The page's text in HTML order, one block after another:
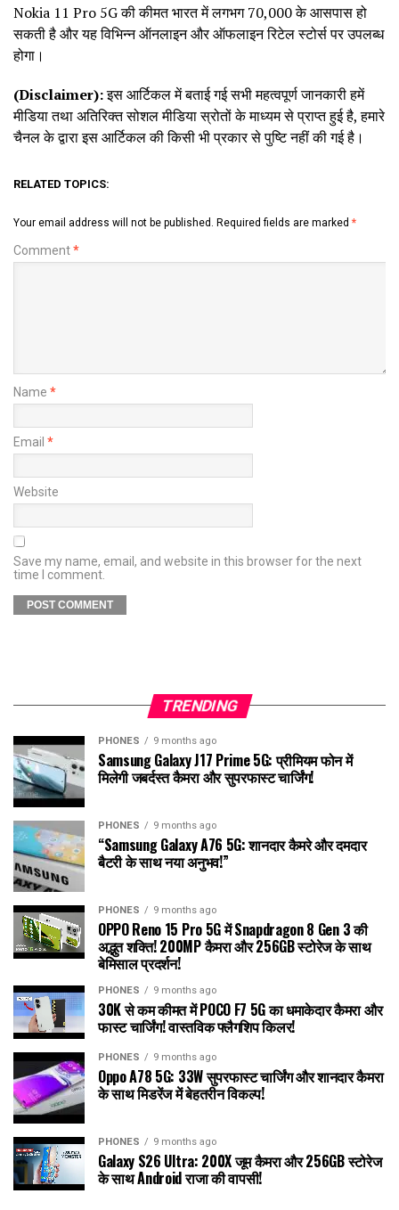
Nokia 11 Pro 5G की कीमत भारत में लगभग ₹70,000 के आसपास हो
सकती है और यह विभिन्न ऑनलाइन और ऑफलाइन रिटेल स्टोर्स पर उपलब्ध
होगा।
(Disclaimer):इस आर्टिकल में बताई गई सभी महत्वपूर्ण जानकारी हमें
मीडिया तथा अतिरिक्त सोशल मीडिया स्रोतों के माध्यम से प्राप्त हुई है, हमारे
चैनल के द्वारा इस आर्टिकल की किसी भी प्रकार से पुष्टि नहीं की गई है।
RELATED TOPICS:
Your email address will not be published. Required fields are marked *
Comment*
Name *
Email *
Website
Save my name, email, and website in this browser for the next
time I comment.
TRENDING
PHONES 9 months ago
Samsung Galaxy J17 Prime 5G: प्रीमियम फोन में
मिलेगी जबर्दस्त कैमरा और सुपरफास्ट चार्जिंग!
PHONES 9 months ago
“Samsung Galaxy A76 5G: शानदार कैमरे और दमदार
बैटरी के साथ नया अनुभव!”
PHONES 9 months ago
OPPO Reno 15 Pro 5G में Snapdragon 8 Gen 3 की
अद्भुत शक्ति! 200MP कैमरा और 256GB स्टोरेज के साथ
बेमिसाल प्रदर्शन!
PHONES 9 months ago
30K से कम कीमत में POCO F7 5G का धमाकेदार कैमरा और
फास्ट चार्जिंग! वास्तविक फ्लैगशिप किलर!
PHONES 9 months ago
Oppo A78 5G: 33W सुपरफास्ट चार्जिंग और शानदार कैमरा
के साथ मिडरेंज में बेहतरीन विकल्प!
PHONES 9 months ago
Galaxy S26 Ultra: 200X जूम कैमरा और 256GB स्टोरेज
के साथ Android राजा की वापसी!